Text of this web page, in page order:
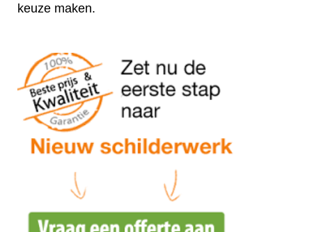
keuze maken.